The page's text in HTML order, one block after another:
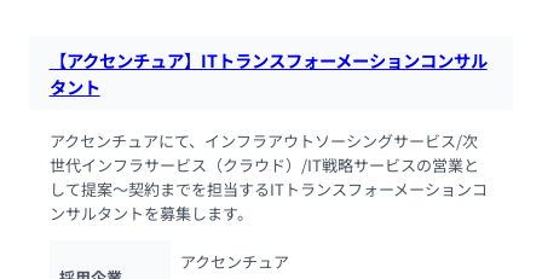
【アクセンチュア】ITトランスフォーメーションコンサル
タント
アクセンチュアにて、インフラアウトソーシングサービス/次
世代インフラサービス（クラウド）/IT戦略サービスの営業と
して提案～契約までを担当するITトランスフォーメーションコ
ンサルタントを募集します。
アクセンチュア